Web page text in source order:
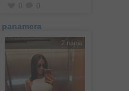
panamera
2 napja